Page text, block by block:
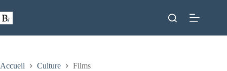
au
contenu
Accueil Culture Films